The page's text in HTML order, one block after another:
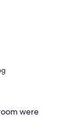
were